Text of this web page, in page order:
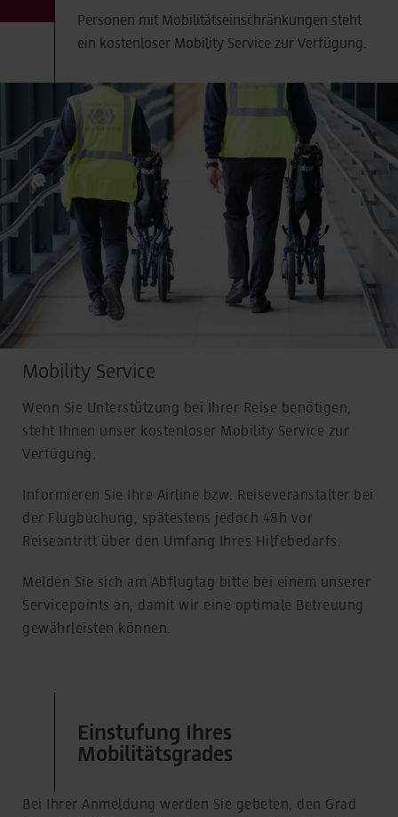
Personen mit Mobilitätseinschränkungen steht
ein kostenloser Mobility Service zur Verfügung.
Mobility Service
Wenn Sie Unterstützung bei Ihrer Reise benötigen,
steht Ihnen unser kostenloser Mobility Service zur
Verfügung.
Informieren Sie Ihre Airline bzw. Reiseveranstalter bei
der Flugbuchung, spätestens jedoch 48h vor
Reiseantritt über den Umfang Ihres Hilfebedarfs.
Melden Sie sich am Abflugtag bitte bei einem unserer
Servicepoints an, damit wir eine optimale Betreuung
gewährleisten können.
Einstufung Ihres
Mobilitätsgrades
Bei Ihrer Anmeldung werden Sie gebeten, den Grad